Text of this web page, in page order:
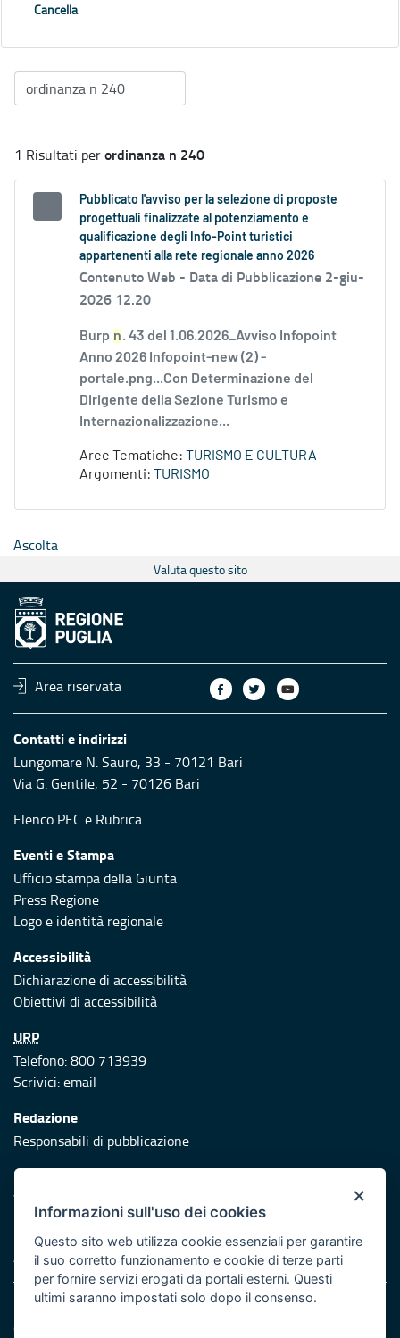
Cancella
1 Risultati perordinanza n 240
Pubblicato l'avviso per la selezione di proposte
progettuali finalizzate al potenziamento e
qualificazione degli Info-Point turistici
appartenenti alla rete regionale anno 2026
Contenuto Web - Data di Pubblicazione 2-giu-
2026 12.20
Burp n. 43 del 1.06.2026_Avviso Infopoint
Anno 2026 Infopoint-new (2) -
portale.png...Con Determinazione del
Dirigente della Sezione Turismo e
Internazionalizzazione...
Aree Tematiche: TURISMO E CULTURA
Argomenti: TURISMO
Ascolta
Valuta questo sito
Area riservata
Contatti e indirizzi
Lungomare N. Sauro, 33 - 70121 Bari
Via G. Gentile, 52 - 70126 Bari
Elenco PEC e Rubrica
Eventi e Stampa
Ufficio stampa della Giunta
Press Regione
Logo e identità regionale
Accessibilità
Dichiarazione di accessibilità
Obiettivi di accessibilità
URP
Telefono: 800 713939
Scrivici:email
Redazione
Responsabili di pubblicazione
Protezione civile
Vai al sito di Protezione Civile Puglia
Iniziativa finanziata con risorse del POR Puglia 2014/2020 -
Asse XI
Note legali
Cookie e privacy
×
Informazioni sull'uso dei cookies
Questo sito web utilizza cookie essenziali per garantire
il suo corretto funzionamento e cookie di terze parti
per fornire servizi erogati da portali esterni. Questi
ultimi saranno impostati solo dopo il consenso.